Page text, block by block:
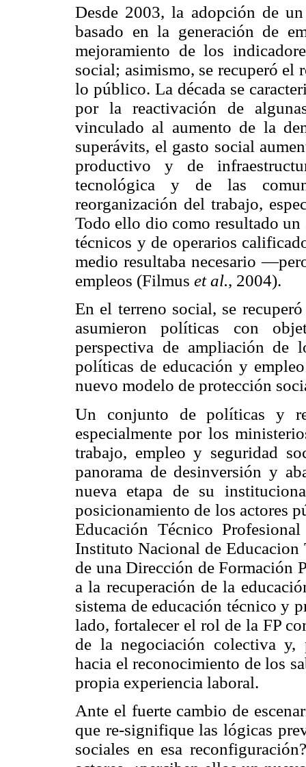
Desde 2003, la adopción de
basado en la generación de
mejoramiento de los
social; asimismo, se recuperó
lo público. La década se
por la reactivación de
vinculado al aumento de la
superávits, el gasto social
productivo y de
tecnológica y de las
reorganización del trabajo,
Todo ello dio como resultado
técnicos y de operarios
medio resultaba necesario
empleos (Filmus et al., 2004).
En el terreno social, se
asumieron políticas con
perspectiva de ampliación de
políticas de educación y
nuevo modelo de protección
Un conjunto de políticas y
especialmente por los
trabajo, empleo y seguridad
panorama de desinversión y
nueva etapa de su
posicionamiento de los actores
Educación Técnico
Instituto Nacional de Educacion
de una Dirección de Formación
a la recuperación de la
sistema de educación técnico y
lado, fortalecer el rol de la FP
de la negociación colectiva y,
hacia el reconocimiento de los
propia experiencia laboral.
Ante el fuerte cambio de
que re-signifique las lógicas
sociales en esa